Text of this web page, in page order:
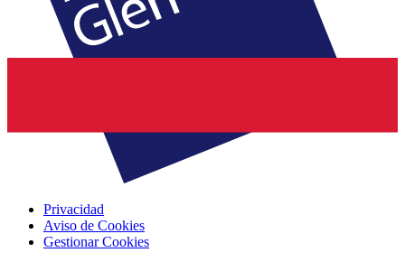
Privacidad
Aviso de Cookies
Gestionar Cookies